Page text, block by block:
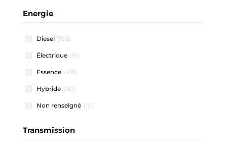
500X MY22
911 CARRERA COUPE
A1 ALLSTREET
A1 SPORTBACK
A3 ALLSTREET
A3 BERLINE (1)
A3 SPORTBACK
Energie
Diesel (153)
Électrique (51)
Essence (491)
Hybride (90)
Non renseigné (10)
Transmission